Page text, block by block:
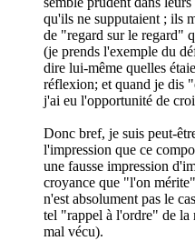
qu'ils ne supputaient ; ils
de "regard sur le regard"
(je prends l'exemple du
dire lui-même quelles
réflexion; et quand je dis
j'ai eu l'opportunité de
Donc bref, je suis peut-
l'impression que ce
une fausse impression
croyance que "l'on
n'est absolument pas le
tel "rappel à l'ordre" de la
mal vécu).